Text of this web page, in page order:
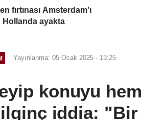
fırtınası Amsterdam'ı
Hollanda ayakta
Yayınlanma: 05 Ocak 2025 - 13:25
konuyu
iddia: "Bir